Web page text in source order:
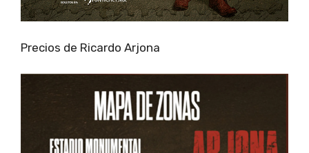
Precios de Ricardo Arjona